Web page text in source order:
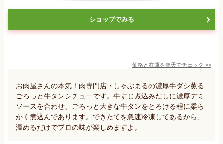
ショップでみる
価格と在庫を楽天でチェック >>
お肉屋さんの本気！肉専門店・しゃぶまるの濃厚牛ダシ薫る
ごろっと牛タンシチューです。牛すじ煮込みだしに濃厚デミ
ソースを合わせ、ごろっと大きな牛タンをとろける程に柔ら
かく煮込んであります。できたてを急速冷凍してあるから、
温めるだけでプロの味が楽しめますよ。